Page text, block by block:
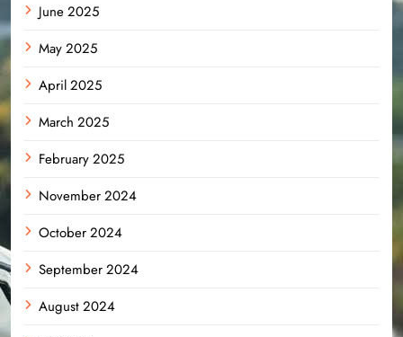
June 2025
May 2025
April 2025
March 2025
February 2025
November 2024
October 2024
September 2024
August 2024